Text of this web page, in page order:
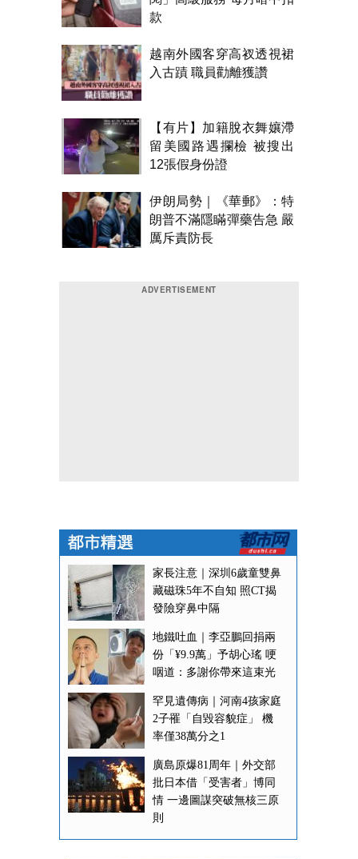
款
越南外國客穿高衩透視裙
入古蹟 職員勸離獲讚
【有片】加籍脫衣舞孃滯
留美國路遇攔檢 被搜出
12張假身份證
伊朗局勢｜《華郵》：特
朗普不滿隱瞞彈藥告急 嚴
厲斥責防長